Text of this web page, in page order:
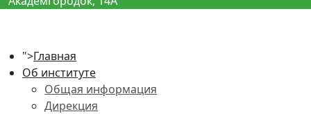
">Главная
Об институте
Общая информация
Дирекция